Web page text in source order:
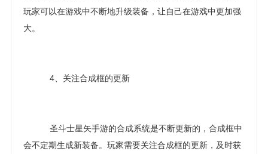
玩家可以在游戏中不断地升级装备，让自己在游戏中更加强
大。
4、关注合成框的更新
圣斗士星矢手游的合成系统是不断更新的，合成框中
会不定期生成新装备。玩家需要关注合成框的更新，及时获